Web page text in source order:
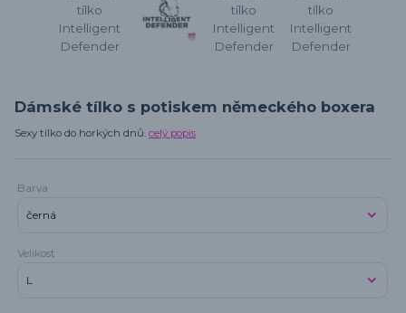
Dámské tílko s potiskem německého boxera
Sexy tílko do horkých dnů. celý popis
Barva
Velikost